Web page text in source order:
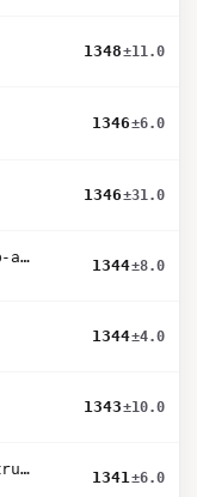
1348±11.0
1346±6.0
1346±31.0
nvidia-nemotron-3-nano-30b-a3b-bf16
1344±8.0
1344±4.0
1343±10.0
llama-4-scout-17b-16e-instruct
1341±6.0